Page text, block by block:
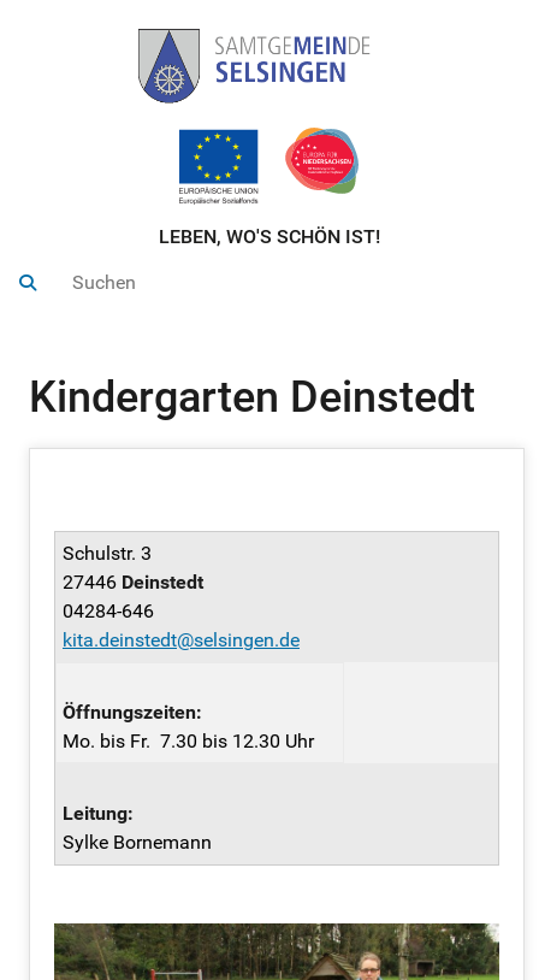
LEBEN, WO'S SCHÖN IST!
Kindergarten Deinstedt
Schulstr. 3
27446 Deinstedt
04284-646
kita.deinstedt@selsingen.de
Öffnungszeiten:
Mo. bis Fr. 7.30 bis 12.30 Uhr
Leitung:
Sylke Bornemann